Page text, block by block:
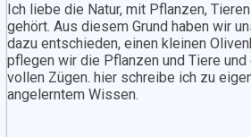
Ich liebe die Natur, mit Pflanzen,
gehört. Aus diesem Grund haben wir
dazu entschieden, einen kleinen
pflegen wir die Pflanzen und Tiere
vollen Zügen. hier schreibe ich zu
angelerntem Wissen.